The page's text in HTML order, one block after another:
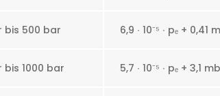
bis 500 bar 6,9 ∙ 10⁻⁵ ∙ pₑ + 0,41
bis 1000 bar 5,7 ∙ 10⁻⁵ ∙ pₑ + 3,1